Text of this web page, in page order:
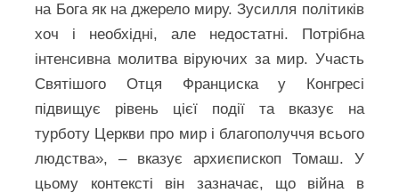
на Бога як на джерело миру. Зусилля політиків
хоч і необхідні, але недостатні. Потрібна
інтенсивна молитва віруючих за мир. Участь
Святішого Отця Франциска у Конгресі
підвищує рівень цієї події та вказує на
турботу Церкви про мир і благополуччя всього
людства», – вказує архиєпископ Томаш. У
цьому контексті він зазначає, що війна в